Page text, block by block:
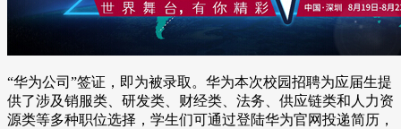
“华为公司”签证，即为被录取。华为本次校园招聘为应届生提
供了涉及销服类、研发类、财经类、法务、供应链类和人力资
源类等多种职位选择，学生们可通过登陆华为官网投递简历，